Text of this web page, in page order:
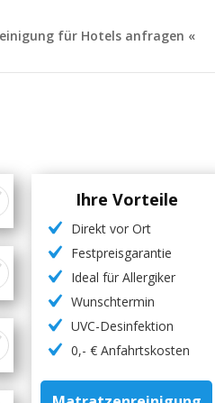
für Hotels anfragen «
Ihre Vorteile
Direkt vor Ort
Festpreisgarantie
Ideal für Allergiker
Wunschtermin
UVC-Desinfektion
0,- € Anfahrtskosten